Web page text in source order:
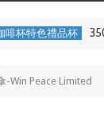
色禮品杯 350ML
-Win Peace Limited